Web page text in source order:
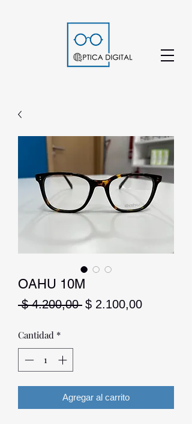
OAHU 10M
$ 4.200,00 Precio
$ 2.100,00Precio
Cantidad *
Agregar al carrito